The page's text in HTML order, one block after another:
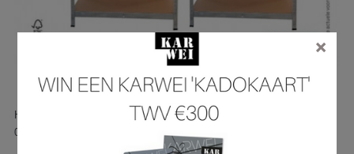
Hier is pagina 30 van 44 pagina's van de Karwei folder, geldig van
03.02.2025 tot 16.02.2025.
×